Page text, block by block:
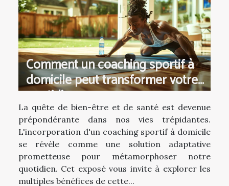
Comment un coaching sportif à
domicile peut transformer votre
quotidien
La quête de bien-être et de santé est devenue
prépondérante dans nos vies trépidantes.
L'incorporation d'un coaching sportif à domicile
se révèle comme une solution adaptative
prometteuse pour métamorphoser notre
quotidien. Cet exposé vous invite à explorer les
multiples bénéfices de cette...